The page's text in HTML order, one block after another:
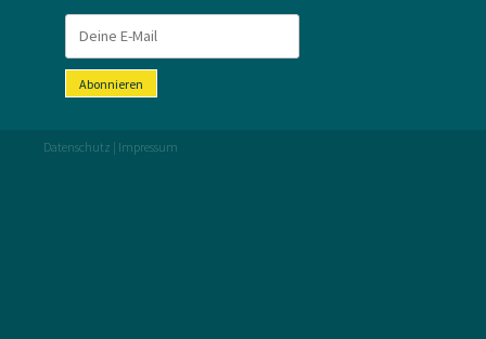
Abonnieren
Datenschutz | Impressum